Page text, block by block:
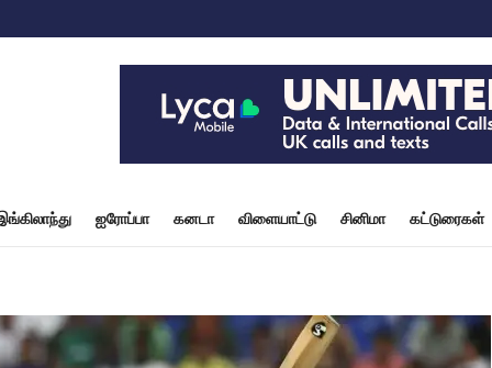
ஐரோப்பா கனடா விளையாட்டு சினிமா கட்டுரைகள்